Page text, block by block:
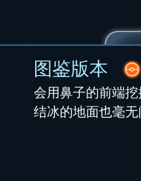
图鉴版本
会用鼻子的前端
结冰的地面也毫无